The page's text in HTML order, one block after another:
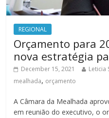
REGIONAL
Orçamento para
nova estratégia
December 15, 2021 Leticia
mealhada, orçamento
A Câmara da Mealhada
em reunião do executivo, o